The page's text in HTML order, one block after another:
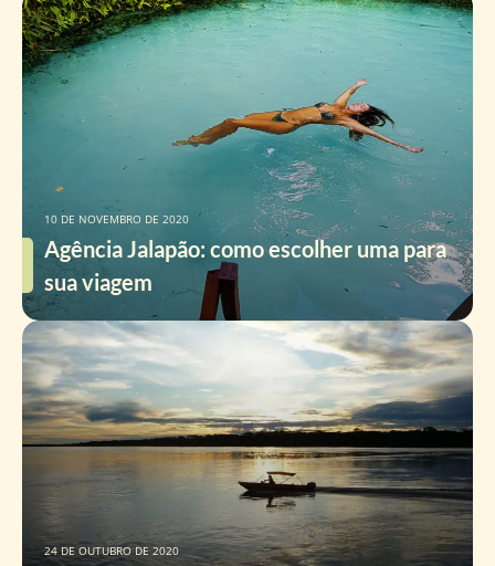
Agência Jalapão: como escolher uma para
sua viagem
10 DE NOVEMBRO DE 2020
24 DE OUTUBRO DE 2020